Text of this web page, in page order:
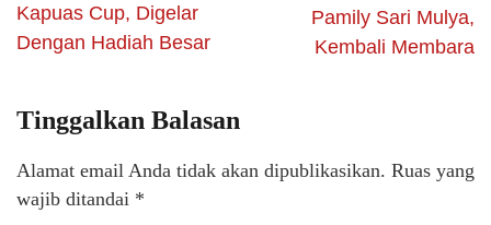
Kapuas Cup, Digelar
Dengan Hadiah Besar
Pamily Sari Mulya,
Kembali Membara
Tinggalkan Balasan
Alamat email Anda tidak akan dipublikasikan. Ruas yang
wajib ditandai *